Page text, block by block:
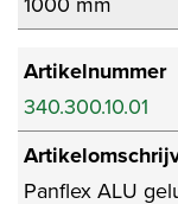
Artikelnummer
340.300.10.01
Panflex ALU